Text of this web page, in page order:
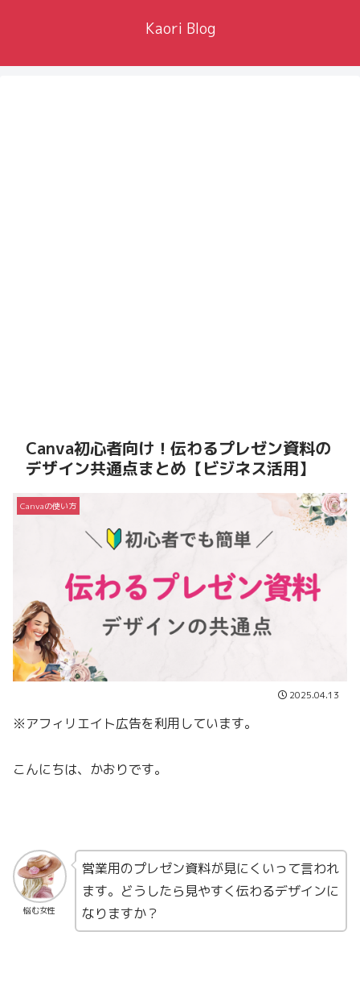
Kaori Blog
Canva初心者向け！伝わるプレゼン資料の
デザイン共通点まとめ【ビジネス活用】
Canvaの使い方
2025.04.13
※アフィリエイト広告を利用しています。
こんにちは、かおりです。
悩む女性
営業用のプレゼン資料が見にくいって言われ
ます。どうしたら見やすく伝わるデザインに
なりますか？